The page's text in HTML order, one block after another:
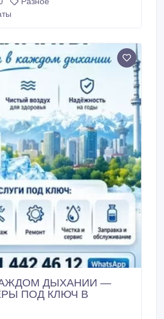
Без современного
находится в Москве. Возможна
ДЫХАНИИ —
ПОД КЛЮЧ В